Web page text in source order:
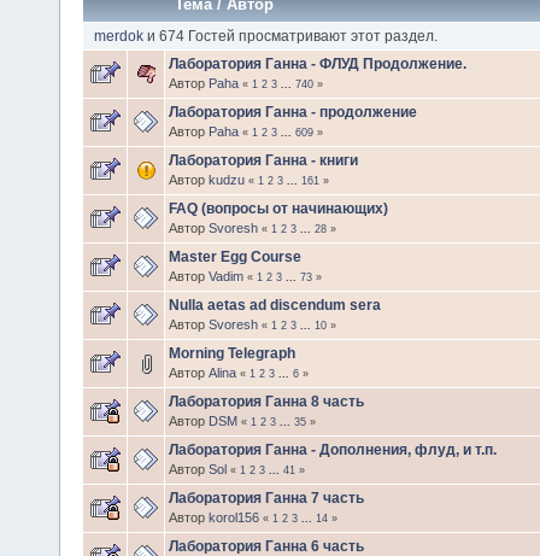
Тема/Автор
merdokи 674 Гостей просматривают этот раздел.
Лаборатория Ганна - ФЛУД Продолжение.
Автор Paha « 1 2 3 740 »
Лаборатория Ганна - продолжение
Автор Paha « 1 2 3 609 »
Лаборатория Ганна - книги
Автор kudzu « 1 2 3 161 »
FAQ (вопросы от начинающих)
Автор Svoresh « 1 2 3 28 »
Master Egg Course
Автор Vadim « 1 2 3 73 »
Nulla aetas ad discendum sera
Автор Svoresh « 1 2 3 10 »
Morning Telegraph
Автор Alina « 1 2 3 6 »
Лаборатория Ганна 8 часть
Автор DSM « 1 2 3 35 »
Лаборатория Ганна - Дополнения, флуд, и т.п.
Автор Sol « 1 2 3 41 »
Лаборатория Ганна 7 часть
Автор korol156 « 1 2 3 14 »
Лаборатория Ганна 6 часть